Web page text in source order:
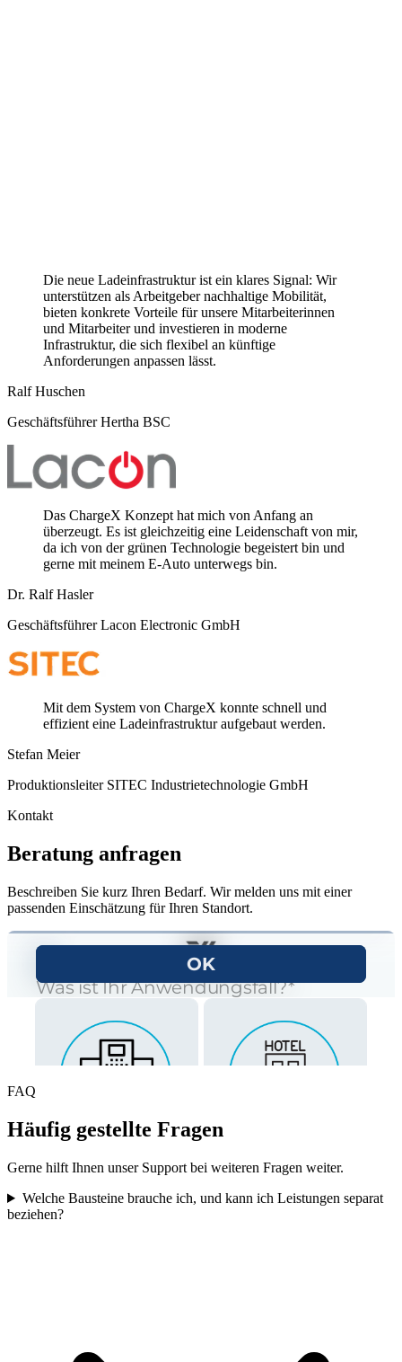
Die neue Ladeinfrastruktur ist ein klares Signal: Wir
unterstützen als Arbeitgeber nachhaltige Mobilität,
bieten konkrete Vorteile für unsere Mitarbeiterinnen
und Mitarbeiter und investieren in moderne
Infrastruktur, die sich flexibel an künftige
Anforderungen anpassen lässt.
Ralf Huschen
Geschäftsführer Hertha BSC
Das ChargeX Konzept hat mich von Anfang an
überzeugt. Es ist gleichzeitig eine Leidenschaft von mir,
da ich von der grünen Technologie begeistert bin und
gerne mit meinem E-Auto unterwegs bin.
Dr. Ralf Hasler
Geschäftsführer Lacon Electronic GmbH
Mit dem System von ChargeX konnte schnell und
effizient eine Ladeinfrastruktur aufgebaut werden.
Stefan Meier
Produktionsleiter SITEC Industrietechnologie GmbH
Kontakt
Beratung anfragen
Beschreiben Sie kurz Ihren Bedarf. Wir melden uns mit einer
passenden Einschätzung für Ihren Standort.
FAQ
Häufig gestellte Fragen
Gerne hilft Ihnen unser Support bei weiteren Fragen weiter.
Welche Bausteine brauche ich, und kann ich Leistungen separat
beziehen?